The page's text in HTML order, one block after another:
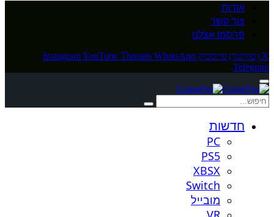
אודות
צור קשר
פרסמו אצלנו
X (טוויטר) פייסבוק InstagramYouTube Threads WhatsApp
Telegram
חדשות
PC
PS5
XBSX
Switch
מובייל